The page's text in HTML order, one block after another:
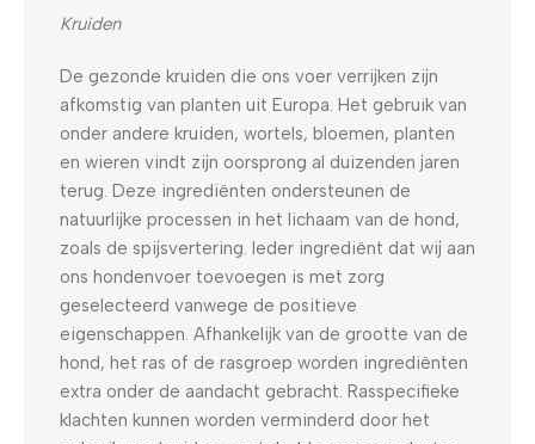
Kruiden
De gezonde kruiden die ons voer verrijken zijn
afkomstig van planten uit Europa. Het gebruik van
onder andere kruiden, wortels, bloemen, planten
en wieren vindt zijn oorsprong al duizenden jaren
terug. Deze ingrediënten ondersteunen de
natuurlijke processen in het lichaam van de hond,
zoals de spijsvertering. Ieder ingrediënt dat wij aan
ons hondenvoer toevoegen is met zorg
geselecteerd vanwege de positieve
eigenschappen. Afhankelijk van de grootte van de
hond, het ras of de rasgroep worden ingrediënten
extra onder de aandacht gebracht. Rasspecifieke
klachten kunnen worden verminderd door het